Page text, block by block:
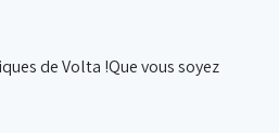
de Volta !Que vous soyez